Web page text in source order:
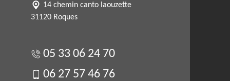
14 chemin canto laouzette
31120 Roques
05 33 06 24 70
06 27 57 46 76